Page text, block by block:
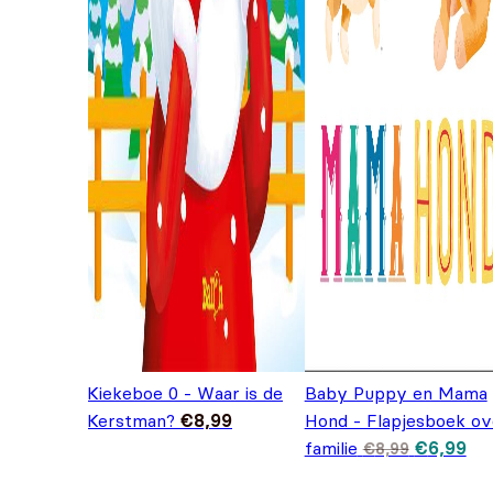
Kiekeboe 0 - Waar is de
Kerstman? €8,99
Baby Puppy en Mama
Hond - Flapjesboek
familie €8,99 prijs was:
€6,99